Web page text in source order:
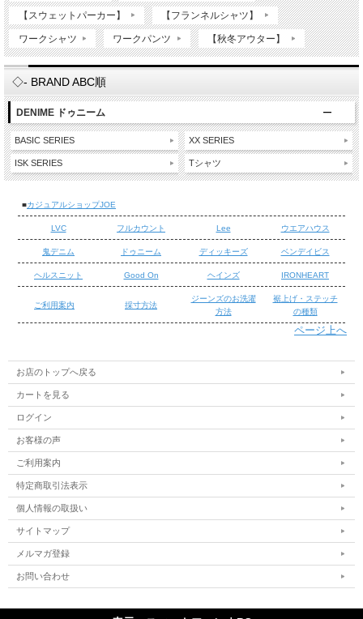
【スウェットパーカー】 【フランネルシャツ】
ワークシャツ ワークパンツ 【秋冬アウター】
◇- BRAND ABC順
DENIME ドゥニーム
BASIC SERIES
ISK SERIES
XX SERIES
Tシャツ
■カジュアルショップJOE
LVC フルカウント Lee ウエアハウス
鬼デニム ドゥニーム ディッキーズ ベンデイビス
ヘルスニット Good On ヘインズ IRONHEART
ご利用案内 採寸方法
ジーンズのお洗濯
方法
裾上げ・ステッチ
の種類
ページ上へ
/お店のトップへ戻る
カートを見る
ログイン
お客様の声
ご利用案内
特定商取引法表示
個人情報の取扱い
サイトマップ
メルマガ登録
お問い合わせ